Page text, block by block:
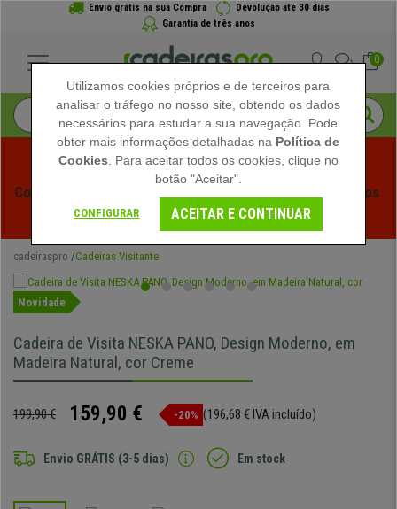
Envio grátis na sua Compra
Devolução até 30 dias
Garantia de três anos
0
Começam os Saldos de Verão em Cadeiraspro! Descontos
Exclusivos por Tempo Limitado - Ver Promoção
cadeiraspro Cadeiras Visitante
Novidade
Cadeira de Visita NESKA PANO, Design Moderno, em
Madeira Natural, cor Creme
199,90 € 159,90 € -20% (196,68 € IVA incluído)
Envio GRÁTIS (3-5 dias) Em stock
Utilizamos cookies próprios e de terceiros para
analisar o tráfego no nosso site, obtendo os dados
necessários para estudar a sua navegação. Pode
obter mais informações detalhadas na Política de
Cookies . Para aceitar todos os cookies, clique no
botão "Aceitar".
CONFIGURAR ACEITAR E CONTINUAR